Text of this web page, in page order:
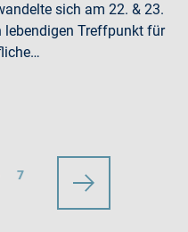
sich am 22. & 23.
lebendigen Treffpunkt für
7